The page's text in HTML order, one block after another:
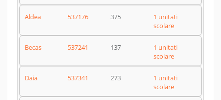
Aldea 537176 375
1 unitati
scolare
Becas 537241 137
1 unitati
scolare
Daia 537341 273
1 unitati
scolare